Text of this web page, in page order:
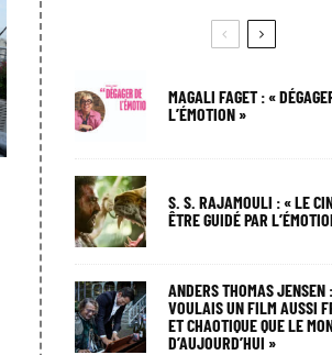
MAGALI FAGET : «
L’ÉMOTION »
S. S. RAJAMOULI : « LE
ÊTRE GUIDÉ PAR
ANDERS THOMAS JENSEN
VOULAIS UN FILM AUSSI
ET CHAOTIQUE QUE LE
D’AUJOURD’HUI »